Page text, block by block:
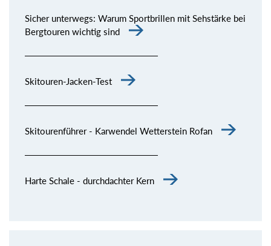
Sicher unterwegs: Warum Sportbrillen mit Sehstärke bei
Bergtouren wichtig sind
Skitouren-Jacken-Test
Skitourenführer - Karwendel Wetterstein Rofan
Harte Schale - durchdachter Kern